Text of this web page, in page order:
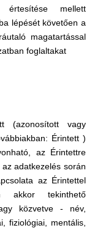
értesítése mellett
lépését követően a
magatartással
foglaltakat
(azonosított vagy
Érintett )
az Érintettre
adatkezelés során
az Érintettel
akkor tekinthető
közvetve - név,
fiziológiai, mentális,